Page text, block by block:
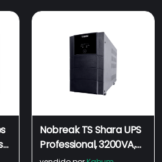
Nobreak TS Shara UPS
Professional, 3200VA,